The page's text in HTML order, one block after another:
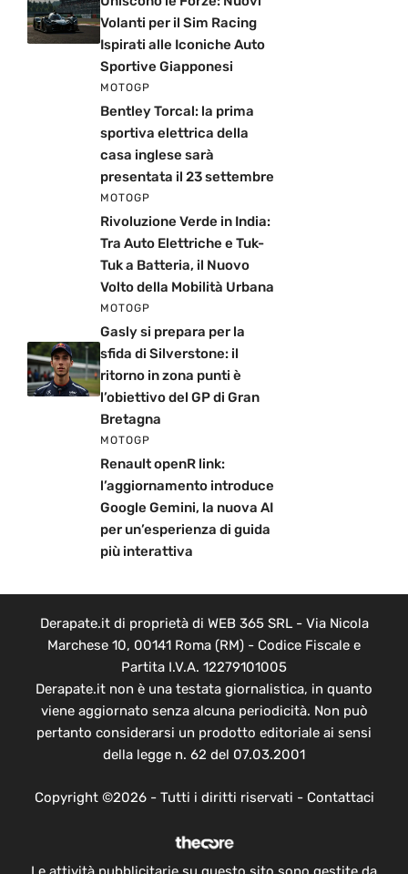
Volanti per il Sim Racing
Ispirati alle Iconiche Auto
Sportive Giapponesi
MOTOGP
Bentley Torcal: la prima
sportiva elettrica della
casa inglese sarà
presentata il 23 settembre
MOTOGP
Rivoluzione Verde in India:
Tra Auto Elettriche e Tuk-
Tuk a Batteria, il Nuovo
Volto della Mobilità Urbana
MOTOGP
Gasly si prepara per la
sfida di Silverstone: il
ritorno in zona punti è
l’obiettivo del GP di Gran
Bretagna
MOTOGP
Renault openR link:
l’aggiornamento introduce
Google Gemini, la nuova AI
per un’esperienza di guida
più interattiva
Derapate.it di proprietà di WEB 365 SRL - Via Nicola
Marchese 10, 00141 Roma (RM) - Codice Fiscale e
Partita I.V.A. 12279101005
Derapate.it non è una testata giornalistica, in quanto
viene aggiornato senza alcuna periodicità. Non può
pertanto considerarsi un prodotto editoriale ai sensi
della legge n. 62 del 07.03.2001
Copyright ©2026 - Tutti i diritti riservati - Contattaci